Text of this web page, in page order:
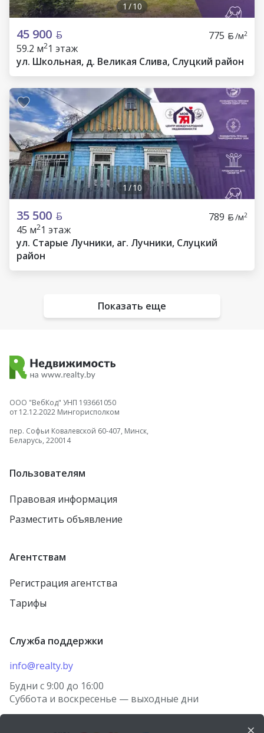
1 /10
45 900 775 /м2
59.2 м21 этаж
ул. Школьная, д. Великая Слива, Слуцкий район
1/10
35 500 789 /м2
45 м21 этаж
ул. Старые Лучники, аг. Лучники, Слуцкий
район
Показать еще
ООО "ВебКод" УНП 193661050
от 12.12.2022 Мингорисполком
пер. Софьи Ковалевской 60-407, Минск,
Беларусь, 220014
Пользователям
Правовая информация
Разместить объявление
Агентствам
Регистрация агентства
Тарифы
Служба поддержки
info@realty.by
Будни с 9:00 до 16:00
Суббота и воскресенье — выходные дни